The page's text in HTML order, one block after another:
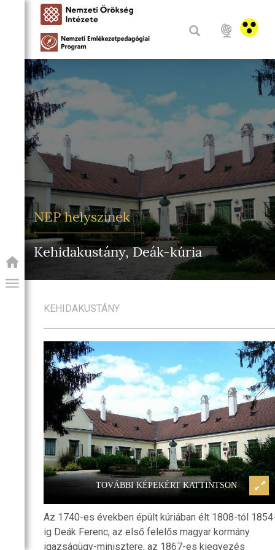
PROGRAM
NEP helyszínek
Kehidakustány, Deák-kúria
KEHIDAKUSTÁNY
TOVÁBBI KÉPEKÉRT KATTINTSON
Kehidakustány, Deák-kúria
Az 1740-es években épült kúriában élt 1808-tól
ig Deák Ferenc, az első felelős magyar kormány
igazságügy-minisztere, az 1867-es kiegyezés